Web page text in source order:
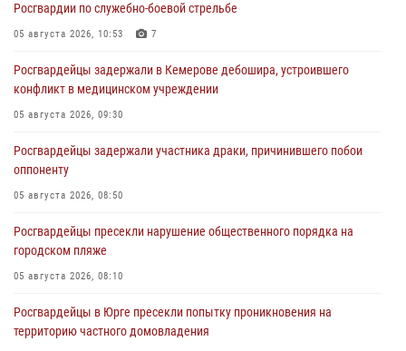
Росгвардии по служебно-боевой стрельбе
05 августа 2026, 10:53 7
Росгвардейцы задержали в Кемерове дебошира, устроившего
конфликт в медицинском учреждении
05 августа 2026, 09:30
Росгвардейцы задержали участника драки, причинившего побои
оппоненту
05 августа 2026, 08:50
Росгвардейцы пресекли нарушение общественного порядка на
городском пляже
05 августа 2026, 08:10
Росгвардейцы в Юрге пресекли попытку проникновения на
территорию частного домовладения